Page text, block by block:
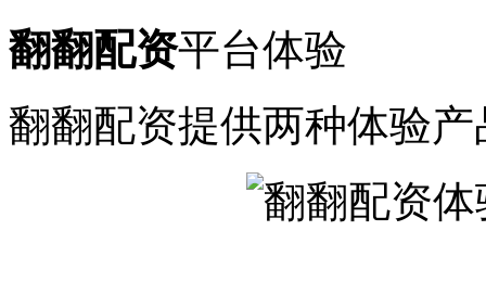
翻翻配资平台体验
翻翻配资提供两种体验产